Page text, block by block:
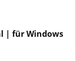
| für Windows